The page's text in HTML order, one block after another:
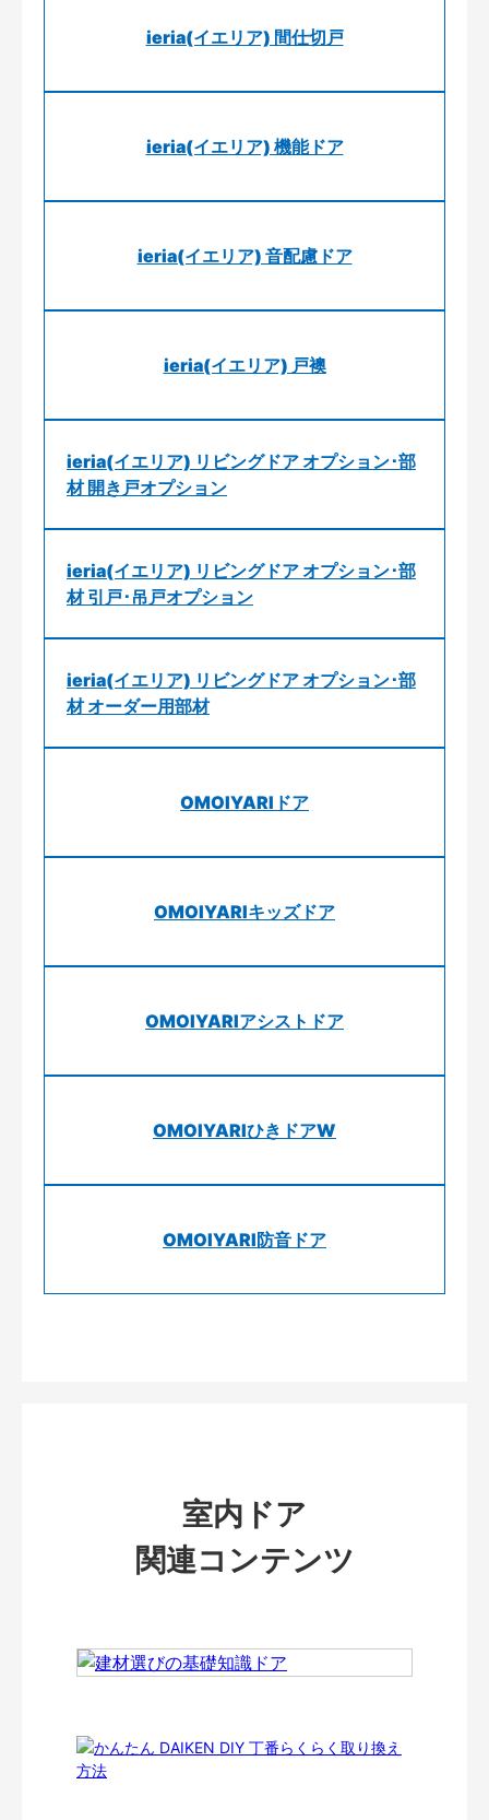
ieria(イエリア) 間仕切戸
ieria(イエリア) 機能ドア
ieria(イエリア) 音配慮ドア
ieria(イエリア) 戸襖
ieria(イエリア) リビングドア オプション･部
材 開き戸オプション
ieria(イエリア) リビングドア オプション･部
材 引戸･吊戸オプション
ieria(イエリア) リビングドア オプション･部
材 オーダー用部材
OMOIYARIドア
OMOIYARIキッズドア
OMOIYARIアシストドア
OMOIYARIひきドアW
OMOIYARI防音ドア
室内ドア
関連コンテンツ